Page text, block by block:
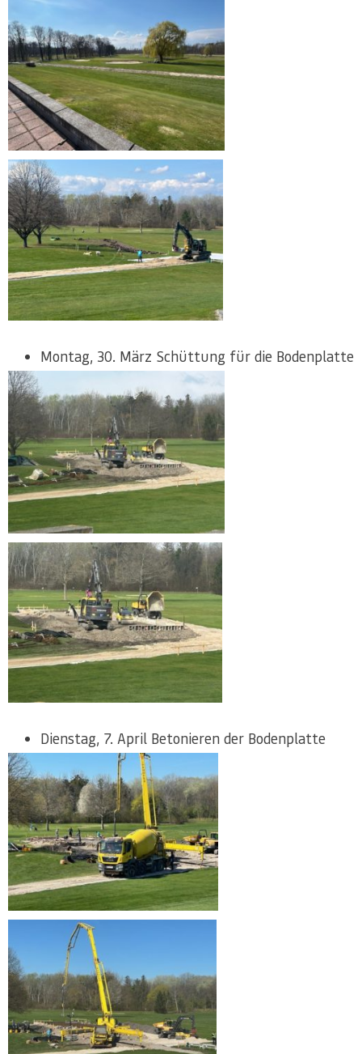
Montag, 30. März Schüttung für die Bodenplatte
Dienstag, 7. April Betonieren der Bodenplatte